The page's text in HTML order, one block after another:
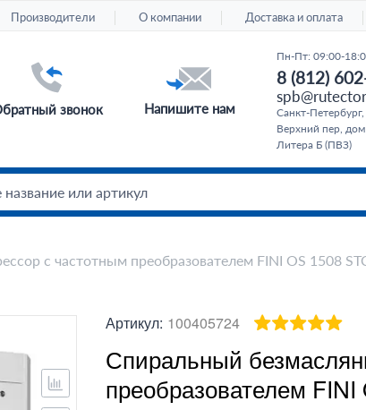
Производители О компании Доставка и оплата
звонок Напишите нам
Пн-Пт: 09:00-
8 (812)
Санкт-
Верхний пер,
Литера Б (ПВЗ)
с частотным преобразователем FINI OS 1508
Артикул: 100405724
Спиральный
преобразователем FINI